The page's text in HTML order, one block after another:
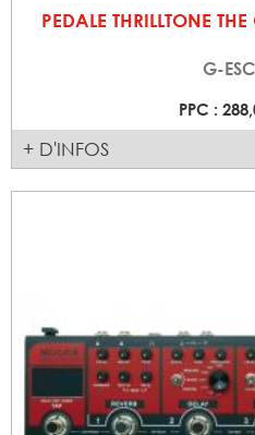
PEDALE THRILLTONE
G-
PPC :
+ D'INFOS